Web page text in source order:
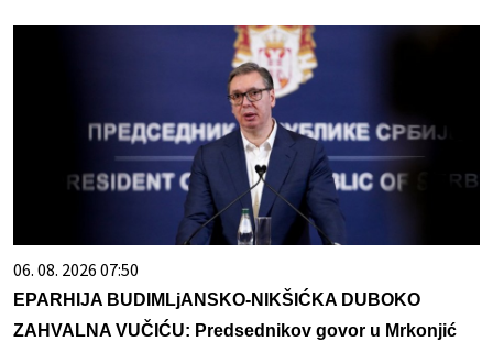
06. 08. 2026 07:50
EPARHIJA BUDIMLjANSKO-NIKŠIĆKA DUBOKO
ZAHVALNA VUČIĆU: Predsednikov govor u Mrkonjić